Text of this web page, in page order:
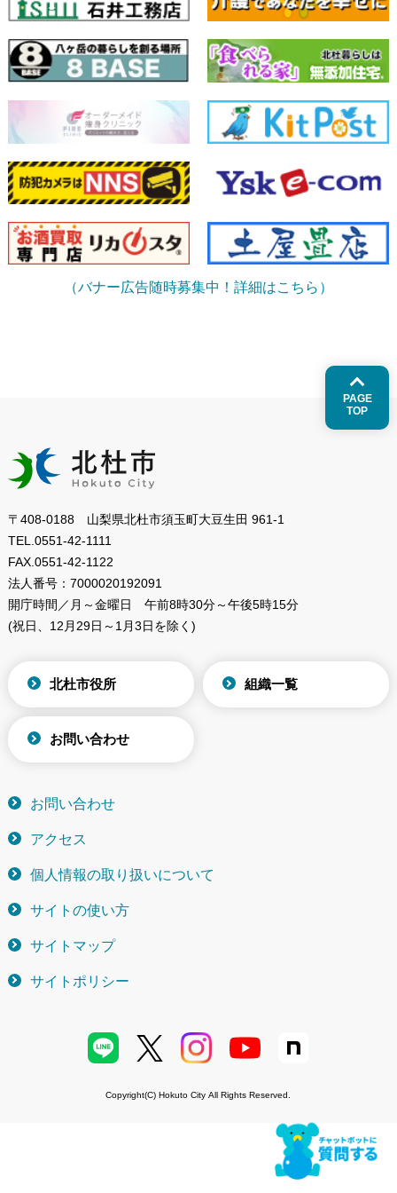
（バナー広告随時募集中！詳細はこちら）
PAGE
TOP
〒408-0188 山梨県北杜市須玉町大豆生田 961-1
TEL. 0551-42-1111
FAX. 0551-42-1122
法人番号： 7000020192091
開庁時間／月～金曜日
午前8時30分～午後5時15分
(祝日、12月29日～1月3日を除く)
北杜市役所 組織一覧
お問い合わせ
お問い合わせ
アクセス
個人情報の取り扱いについて
サイトの使い方
サイトマップ
サイトポリシー
Copyright(C) Hokuto City All Rights Reserved.